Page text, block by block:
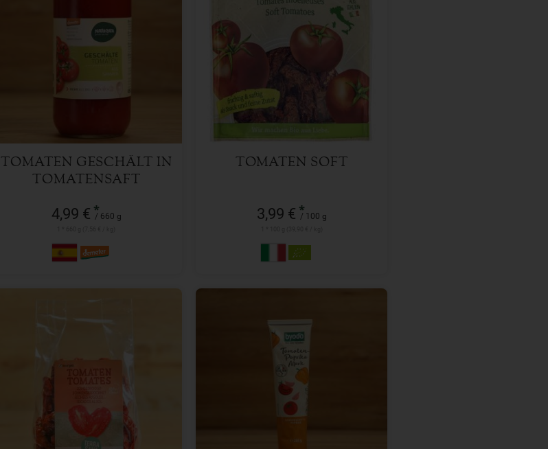
TOMATEN GESCHÄLT IN
TOMATENSAFT
4,99 € *
/ 660 g
4,99€
TOMATEN SOFT
3,99 € *
/ 100 g
200 g